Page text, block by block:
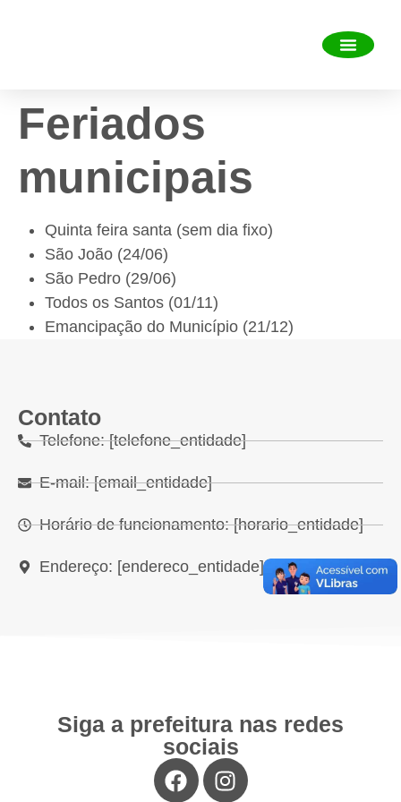
Feriados
municipais
Quinta feira santa (sem dia fixo)
São João (24/06)
São Pedro (29/06)
Todos os Santos (01/11)
Emancipação do Município (21/12)
Contato
Telefone: [telefone_entidade]
E-mail: [email_entidade]
Horário de funcionamento: [horario_entidade]
Endereço: [endereco_entidade]
Siga a prefeitura nas redes
sociais